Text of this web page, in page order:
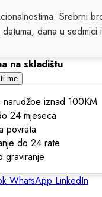
Srebrni
dana u sedmici
na skladištu
me
narudžbe iznad 100KM
24 mjeseca
povrata
do 24 rate
graviranje
WhatsApp LinkedIn